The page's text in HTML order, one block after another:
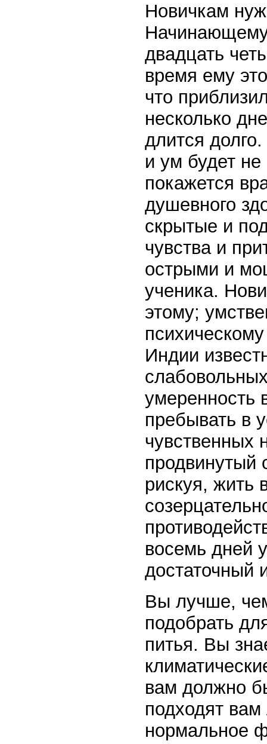
Новичкам
Начинающему
двадцать
время ему
что
несколько
длится
и ум будет
покажется
душевного
скрытые и
чувства и
острыми и
ученика.
этому;
Индии
умеренность
пребывать в
чувственных
продвинутый
рискуя, жить
восемь дней
достаточный
Вы лучше,
подобрать
питья. Вы
вам должно
подходят
нормальное